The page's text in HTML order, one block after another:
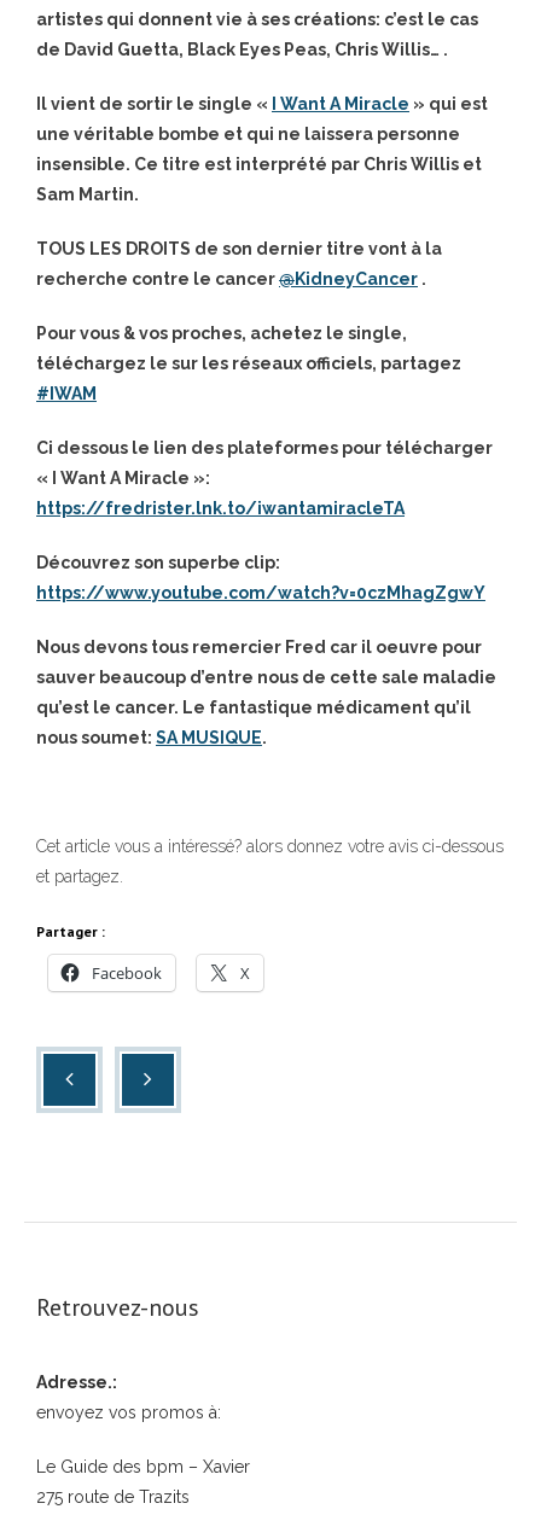
artistes qui donnent vie à ses créations: c’est le cas
de David Guetta, Black Eyes Peas, Chris Willis… .
Il vient de sortir le single « I Want A Miracle » qui est
une véritable bombe et qui ne laissera personne
insensible. Ce titre est interprété par Chris Willis et
Sam Martin.
TOUS LES DROITS de son dernier titre vont à la
recherche contre le cancer@KidneyCancer .
Pour vous & vos proches, achetez le single,
téléchargez le sur les réseaux officiels, partagez
#IWAM
Ci dessous le lien des plateformes pour télécharger
« I Want A Miracle »:
https://fredrister.lnk.to/iwantamiracleTA
Découvrez son superbe clip:
https://www.youtube.com/watch?v=0czMhagZgwY
Nous devons tous remercier Fred car il oeuvre pour
sauver beaucoup d’entre nous de cette sale maladie
qu’est le cancer. Le fantastique médicament qu’il
nous soumet: SA MUSIQUE.
Cet article vous a intéressé? alors donnez votre avis ci-dessous
et partagez.
Partager :
Facebook X
Retrouvez-nous
Adresse.:
envoyez vos promos à:
Le Guide des bpm – Xavier
275 route de Trazits